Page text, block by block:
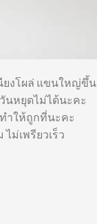
นียงโผล่ แขนใหญ่ขึ้น
นหยุดไม่ได้นะคะ
ำให้ถูกที่นะคะ
ม่เพรียวเร็ว